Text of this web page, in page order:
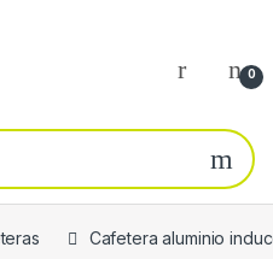
0
Cafetera aluminio